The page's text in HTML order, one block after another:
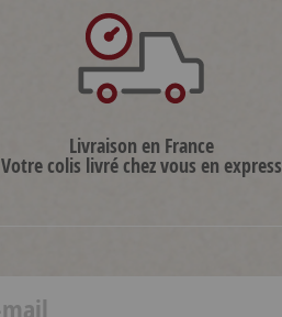
Livraison en France
Votre colis livré chez vous en express